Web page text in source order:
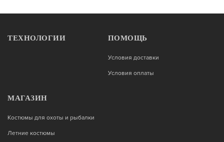
ТЕХНОЛОГИИ ПОМОЩЬ
Условия доставки
Условия оплаты
МАГАЗИН
Костюмы для охоты и рыбалки
Летние костюмы